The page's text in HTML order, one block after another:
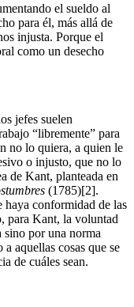
el sueldo al
para él, más allá de
injusta. Porque el
como un desecho
jefes suelen
“libremente” para
no lo quiera, a quien le
o injusto, que no lo
de Kant, planteada en
(1785)[2].
haya conformidad de las
para Kant, la voluntad
sino por una norma
aquellas cosas que se
de cuáles sean.